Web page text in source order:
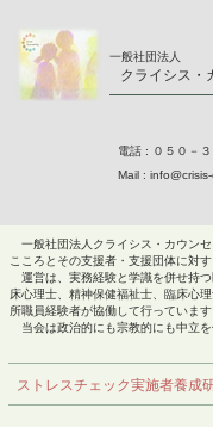
​一般社団法人
クライシス・
Mail :
電話 : ０５０－
一般社団法人クライシス・カウンセ
こころ とその支援者・支援団体に対す
運営は、実務経験と学識を併せ持
床心理士、精神保健福祉士、臨床心
所職員経験者が協働して行っています
当会は政治的にも宗教的にも中立を
ストレスチェック実施者養成